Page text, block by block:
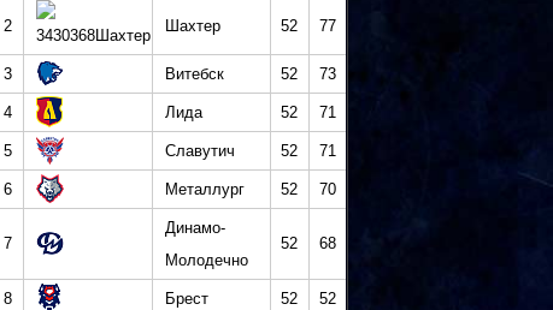
2 Шахтер 52 77
3 Витебск 52 73
4 Лида 52 71
5 Славутич 52 71
6 Металлург 52 70
7
Динамо-
Молодечно
52 68
8 Брест 52 52